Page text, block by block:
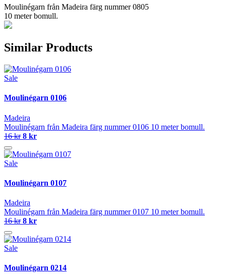
Moulinégarn från Madeira färg nummer 0805
10 meter bomull.
Similar Products
Sale
Moulinégarn 0106
Madeira
Moulinégarn från Madeira färg nummer 0106 10 meter bomull.
16 kr 8 kr
Sale
Moulinégarn 0107
Madeira
Moulinégarn från Madeira färg nummer 0107 10 meter bomull.
16 kr 8 kr
Sale
Moulinégarn 0214